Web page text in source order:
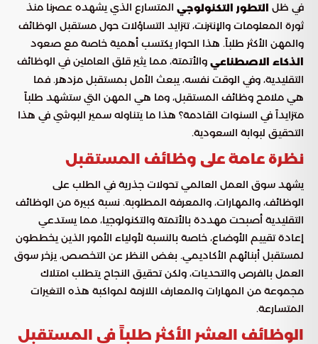
في ظل التطور التكنولوجي المتسارع الذي يشهده عصرنا منذ
ثورة المعلومات والإنترنت، تتزايد التساؤلات حول مستقبل الوظائف
والمهن الأكثر طلباً. هذا الحوار يكتسب أهمية خاصة مع صعود
الذكاء الاصطناعي والأتمتة، مما يثير قلق العاملين في الوظائف
التقليدية، وفي الوقت نفسه، يبعث الأمل بمستقبل مزدهر. فما
هي ملامح وظائف المستقبل، وما هي المهن التي ستشهد طلباً
متزايداً في السنوات القادمة؟ هذا ما يتناوله سمير البوشي في هذا
التحقيق لبوابة السعودية.
نظرة عامة على وظائف المستقبل
يشهد سوق العمل العالمي تحولات جذرية في الطلب على
الوظائف، والمهارات، والمعرفة المطلوبة. نسبة كبيرة من الوظائف
التقليدية أصبحت مهددة بالأتمتة والتكنولوجيا، مما يستدعي
إعادة تقييم الأوضاع، خاصة بالنسبة لأولياء الأمور الذين يخططون
لمستقبل أبنائهم الأكاديمي. بغض النظر عن التخصص، يزخر سوق
العمل بالفرص والتحديات، ولكن تحقيق النجاح يتطلب امتلاك
مجموعة من المهارات والمعارف اللازمة لمواكبة هذه التغيرات
المتسارعة.
الوظائف العشر الأكثر طلباً في المستقبل